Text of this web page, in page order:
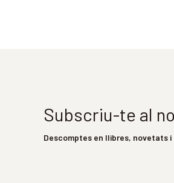
Subscriu-te al
Descomptes en llibres, novetats i